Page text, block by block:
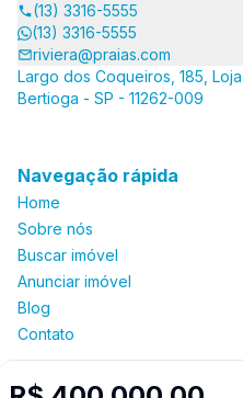
(13) 3316-5555
(13) 3316-5555
riviera@praias.com
Largo dos Coqueiros, 185,
Bertioga - SP - 11262-009
Navegação rápida
Home
Sobre nós
Buscar imóvel
Anunciar imóvel
Blog
Contato